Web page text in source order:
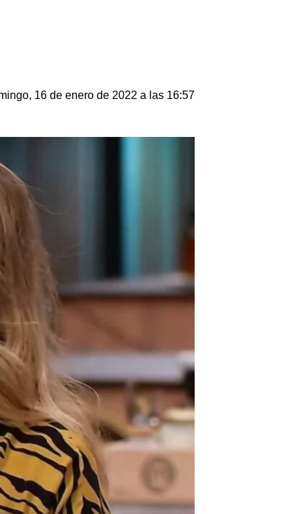
16 de enero de 2022 a las 16:57